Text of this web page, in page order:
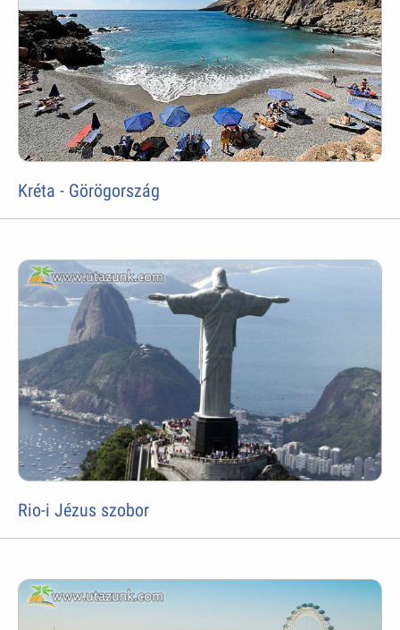
Kréta - Görögország
Rio-i Jézus szobor